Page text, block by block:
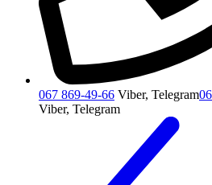
067 869-49-66 Viber, Telegram
Viber, Telegram